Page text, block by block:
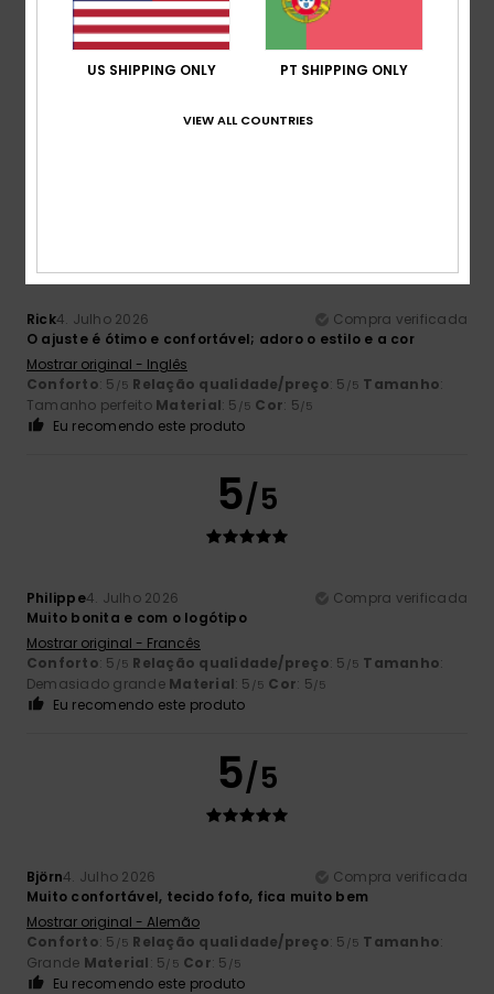
Mostrar original - Castelhano
Rick4. Julho 2026
Compra verificada
O ajuste é ótimo e confortável; adoro o estilo e a cor
Mostrar original - Inglês
Conforto: 5 /5 Relação qualidade/preço: 5 /5 Tamanho:
Tamanho perfeito Material: 5 /5 Cor: 5 /5
Eu recomendo este produto
5/5
Philippe4. Julho 2026
Compra verificada
Muito bonita e com o logótipo
Mostrar original - Francês
Conforto: 5 /5 Relação qualidade/preço: 5 /5 Tamanho:
Demasiado grande Material: 5 /5 Cor: 5 /5
Eu recomendo este produto
5/5
Björn4. Julho 2026
Compra verificada
Muito confortável, tecido fofo, fica muito bem
Mostrar original - Alemão
Conforto: 5 /5 Relação qualidade/preço: 5 /5 Tamanho:
Grande Material: 5 /5 Cor: 5 /5
Eu recomendo este produto
US SHIPPING ONLY PT SHIPPING ONLY
VIEW ALL COUNTRIES